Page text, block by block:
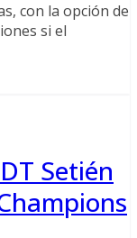
con la opción de
si el
Setién